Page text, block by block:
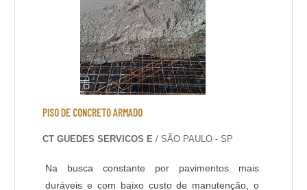
PISO DE CONCRETO ARMADO
CT GUEDES SERVICOS E / SÃO PAULO - SP
Na busca constante por pavimentos mais
duráveis e com baixo custo de manutenção, o